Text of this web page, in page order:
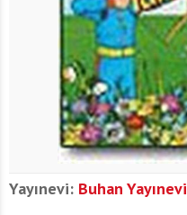
Yayınevi: Buhan Yayınevi